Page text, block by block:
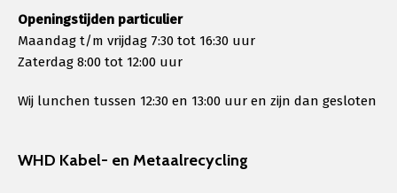
Openingstijden particulier
Maandag t/m vrijdag 7:30 tot 16:30 uur
Zaterdag 8:00 tot 12:00 uur
Wij lunchen tussen 12:30 en 13:00 uur en zijn dan gesloten
WHD Kabel- en Metaalrecycling